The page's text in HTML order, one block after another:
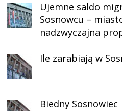
Ujemne saldo
Sosnowcu –
nadzwyczajna
Ile zarabiają w
Biedny Sosnowiec